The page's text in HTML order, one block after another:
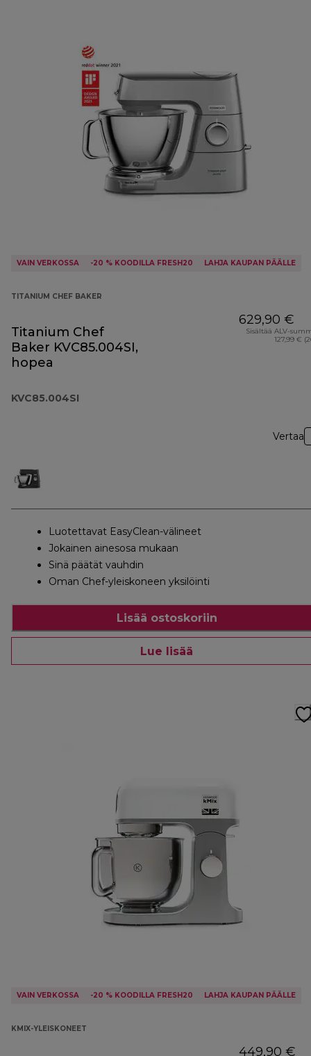
VAIN VERKOSSA -20 % KOODILLA FRESH20 LAHJA KAUPAN PÄÄLLE
TITANIUM CHEF BAKER
Titanium Chef
Baker KVC85.004SI,
hopea
KVC85.004SI
629,90 €
Sisältää ALV-
127,99 €
Vertaa
Luotettavat EasyClean-välineet
Jokainen ainesosa mukaan
Sinä päätät vauhdin
Oman Chef-yleiskoneen yksilöinti
Lisää ostoskoriin
Lue lisää
VAIN VERKOSSA -20 % KOODILLA FRESH20 LAHJA KAUPAN PÄÄLLE
KMIX-YLEISKONEET
449,90 €